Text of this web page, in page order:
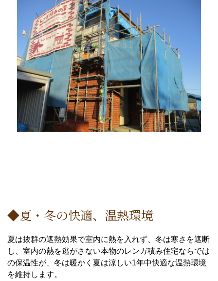
◆夏・冬の快適、温熱環境
夏は抜群の遮熱効果で室内に熱を入れず、冬は寒さを遮断
し、室内の熱を逃がさない本物のレンガ積み住宅ならでは
の保温性が、冬は暖かく夏は涼しい1年中快適な温熱環境
を維持します。